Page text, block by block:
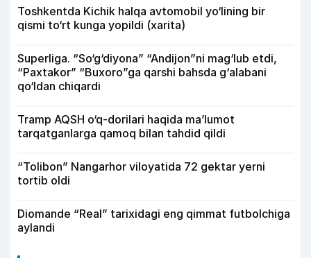
Toshkentda Kichik halqa avtomobil yo‘lining bir
qismi to‘rt kunga yopildi (xarita)
Superliga. “So‘g‘diyona” “Andijon”ni mag‘lub etdi,
“Paxtakor” “Buxoro”ga qarshi bahsda g‘alabani
qo‘ldan chiqardi
Tramp AQSH o‘q-dorilari haqida ma’lumot
tarqatganlarga qamoq bilan tahdid qildi
“Tolibon” Nangarhor viloyatida 72 gektar yerni
tortib oldi
Diomande “Real” tarixidagi eng qimmat futbolchiga
aylandi